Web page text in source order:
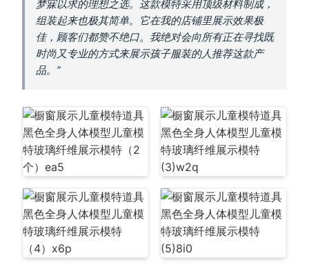
梦寐以求的理想之选。这款模特采用顶级材料制成，
组装起来也极其简单。它在我的店铺里展示效果极
佳，顾客们都赞不绝口。我绝对会向所有正在寻找既
时尚又专业的方式来展示孩子服装的人推荐这款产
品。”